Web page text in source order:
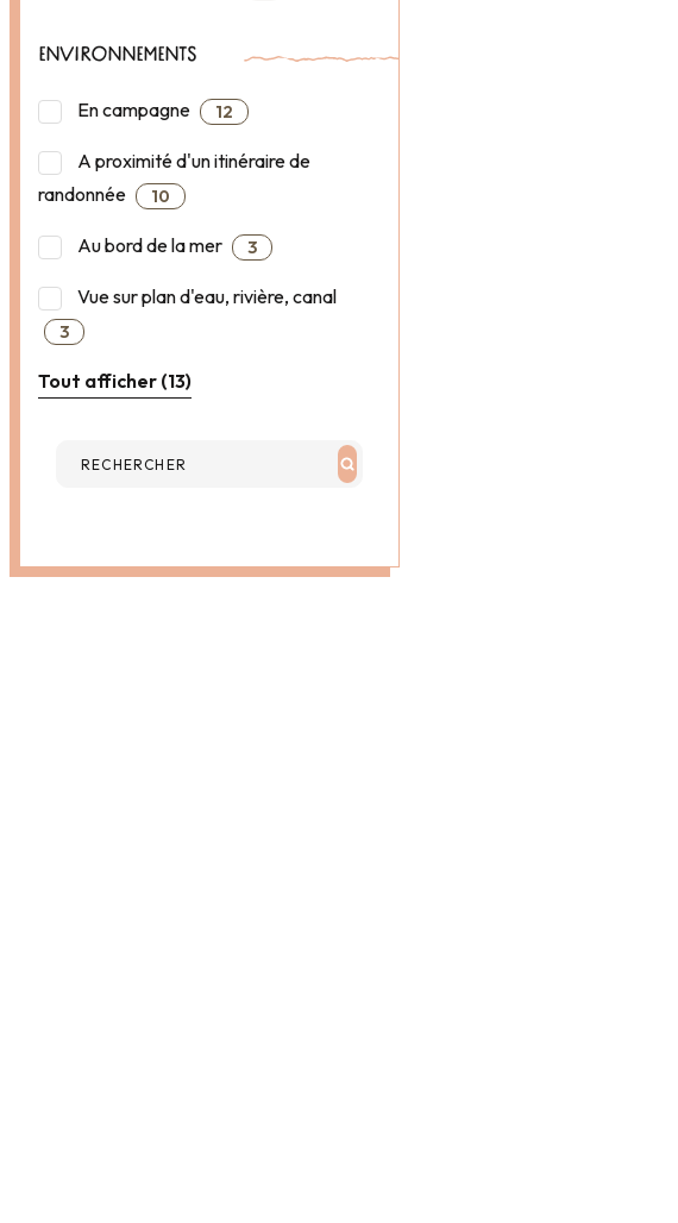
ENVIRONNEMENTS
En campagne 12
A proximité d'un itinéraire de
randonnée
10
Au bord de la mer 3
Vue sur plan d'eau, rivière, canal
3
Tout afficher (13)